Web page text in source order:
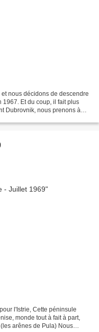
nous décidons de descendre
1967. Et du coup, il fait plus
Dubrovnik, nous prenons à
l'Istrie, Cette péninsule
monde tout à fait à part,
arênes de Pula) Nous